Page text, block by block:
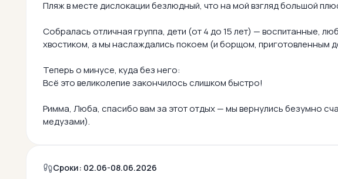
Пляж в месте дислокации безлюдный, что на мой взгляд большой
Собралась отличная группа, дети (от 4 до 15 лет) — воспитанные,
хвостиком, а мы наслаждались покоем (и борщом, приготовленным
Теперь о минусе, куда без него:
Всё это великолепие закончилось слишком быстро!
Римма, Люба, спасибо вам за этот отдых — мы вернулись безумно
медузами).
Сроки: 02.06-08.06.2026